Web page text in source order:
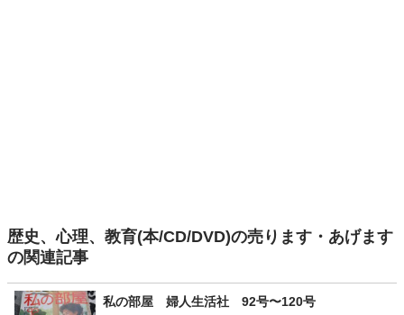
歴史、心理、教育(本/CD/DVD)の売ります・あげます
の関連記事
私の部屋 婦人生活社 92号〜120号